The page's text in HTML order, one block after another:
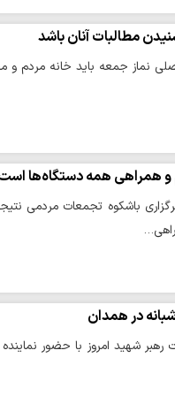
مطالبات آنان باشد
نماز جمعه باید خانه مردم
همراهی همه دستگاه‌ها
باشکوه تجمعات مردمی
در همدان
شهید امروز با حضور